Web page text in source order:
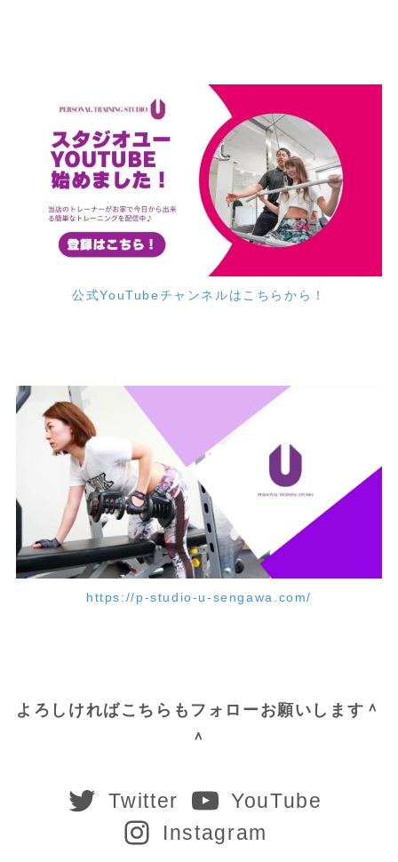
公式YouTubeチャンネルはこちらから！
https://p-studio-u-sengawa.com/
よろしければこちらもフォローお願いします＾
＾
Twitter
YouTube
Instagram